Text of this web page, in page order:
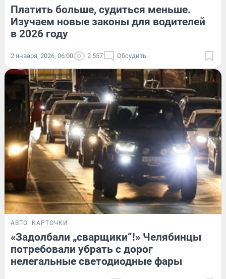
Платить больше, судиться меньше.
Изучаем новые законы для водителей
в 2026 году
2 января, 2026, 06:00 2 557 Обсудить
АВТО КАРТОЧКИ
«Задолбали „сварщики“!» Челябинцы
потребовали убрать с дорог
нелегальные светодиодные фары